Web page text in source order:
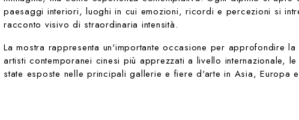
paesaggi interiori, luoghi in cui emozioni, ricordi e percezioni si
racconto visivo di straordinaria intensità.
La mostra rappresenta un'importante occasione per approfondire
artisti contemporanei cinesi più apprezzati a livello internazionale,
state esposte nelle principali gallerie e fiere d'arte in Asia, Europa e